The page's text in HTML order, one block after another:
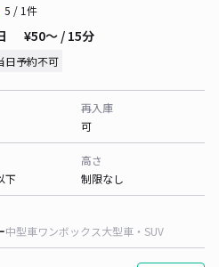
5 / 1件
¥50〜 / 15分
日予約不可
再入庫
可
下
高さ
制限なし
中型車ワンボックス大型車・SUV